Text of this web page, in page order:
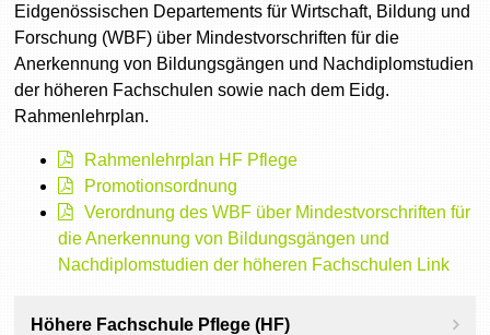
Eidgenössischen Departements für Wirtschaft, Bildung und
Forschung (WBF) über Mindestvorschriften für die
Anerkennung von Bildungsgängen und Nachdiplomstudien
der höheren Fachschulen sowie nach dem Eidg.
Rahmenlehrplan.
Rahmenlehrplan HF Pflege
Promotionsordnung
Verordnung des WBF über Mindestvorschriften für
die Anerkennung von Bildungsgängen und
Nachdiplomstudien der höheren Fachschulen Link
Höhere Fachschule Pflege (HF)